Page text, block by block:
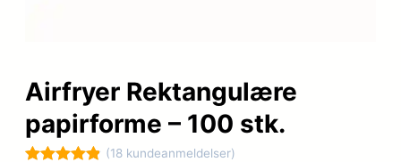
Airfryer Rektangulære
papirforme – 100 stk.
(18 kundeanmeldelser)